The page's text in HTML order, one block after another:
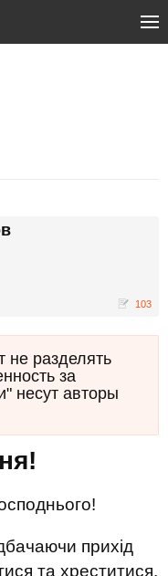
103
не разделять
за
несут авторы
прихід
та хреститися.